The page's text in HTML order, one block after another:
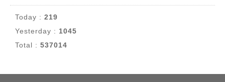
Today : 219
Yesterday : 1045
Total : 537014